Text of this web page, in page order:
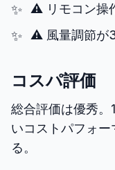
⚠️ リモコン操
⚠️ 風量調節が
コスパ評価
総合評価は優秀
いコストパフォ
る。